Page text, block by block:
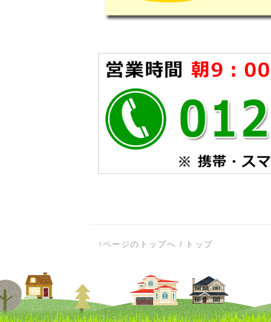
↑ページのトップへ / トップ